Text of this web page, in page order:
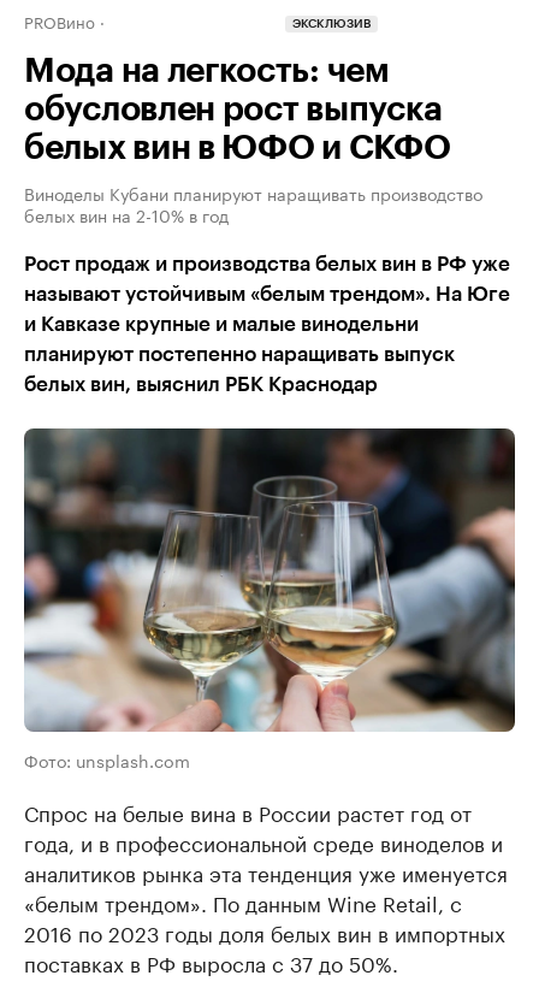
PROВино ЭКСКЛЮЗИВ
Мода на легкость: чем
обусловлен рост выпуска
белых вин в ЮФО и СКФО
Виноделы Кубани планируют наращивать производство
белых вин на 2-10% в год
Рост продаж и производства белых вин в РФ уже
называют устойчивым «белым трендом». На Юге
и Кавказе крупные и малые винодельни
планируют постепенно наращивать выпуск
белых вин, выяснил РБК Краснодар
Фото: unsplash.com
Спрос на белые вина в России растет год от
года, и в профессиональной среде виноделов и
аналитиков рынка эта тенденция уже именуется
«белым трендом». По данным Wine Retail, с
2016 по 2023 годы доля белых вин в импортных
поставках в РФ выросла с 37 до 50%.